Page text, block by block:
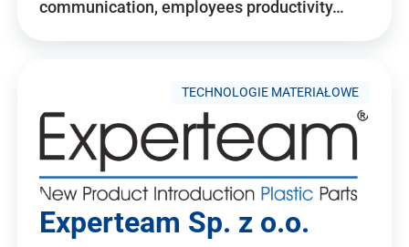
communication, employees productivity…
TECHNOLOGIE MATERIAŁOWE
Experteam Sp. z o.o.